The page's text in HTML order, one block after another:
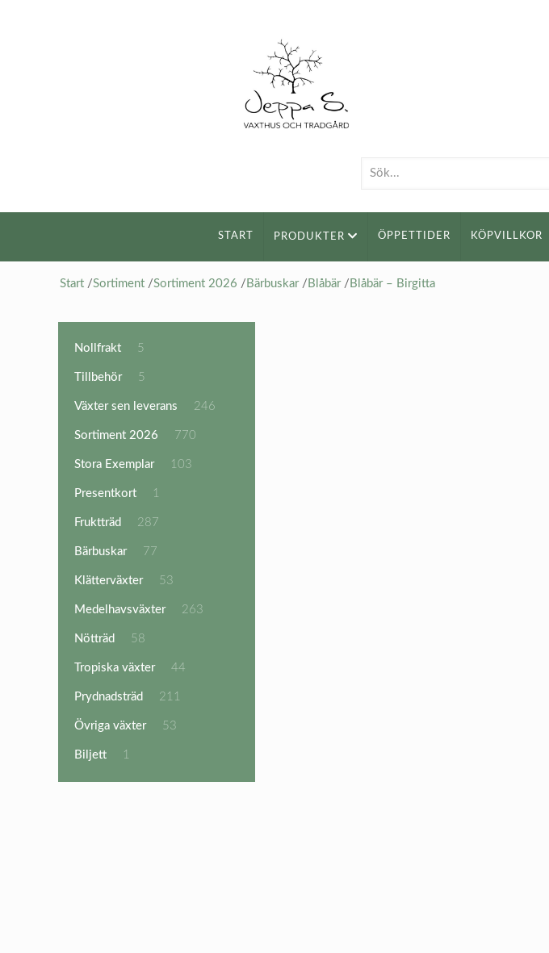
START PRODUKTER ÖPPETTIDER KÖPVILLKOR
Start /Sortiment /Sortiment 2026 / Bärbuskar / Blåbär / Blåbär – Birgitta
Nollfrakt 5
Tillbehör
5
Växter sen leverans
246
Sortiment 2026
770
Stora Exemplar
103
Presentkort
1
Fruktträd
287
Bärbuskar
77
Klätterväxter
53
Medelhavsväxter
263
Nötträd
58
Tropiska växter
44
Prydnadsträd
211
Övriga växter
53
Biljett
1